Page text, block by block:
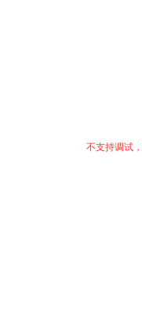
不支持调试